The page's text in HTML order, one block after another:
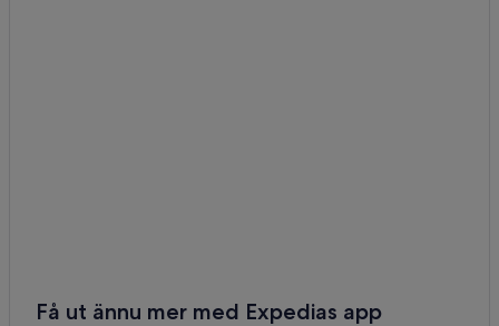
Få ut ännu mer med Expedias app